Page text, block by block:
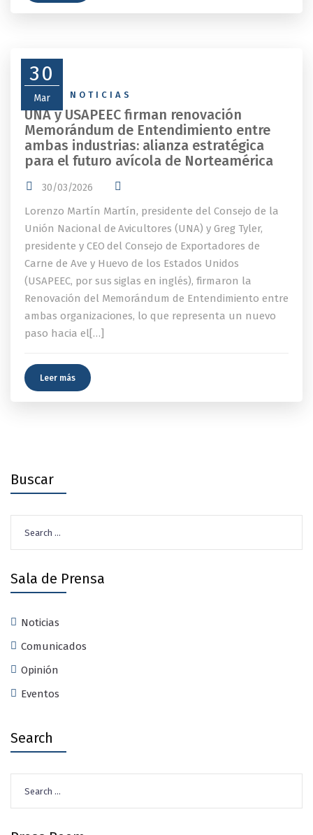
30
Mar
NEWS NOTICIAS
UNA y USAPEEC firman renovación
Memorándum de Entendimiento entre
ambas industrias: alianza estratégica
para el futuro avícola de Norteamérica
30/03/2026
Lorenzo Martín Martín, presidente del Consejo de la
Unión Nacional de Avicultores (UNA) y Greg Tyler,
presidente y CEO del Consejo de Exportadores de
Carne de Ave y Huevo de los Estados Unidos
(USAPEEC, por sus siglas en inglés), firmaron la
Renovación del Memorándum de Entendimiento entre
ambas organizaciones, lo que representa un nuevo
paso hacia el[…]
Leer más
Buscar
for:
Sala de Prensa
Noticias
Comunicados
Opinión
Eventos
Search
for: